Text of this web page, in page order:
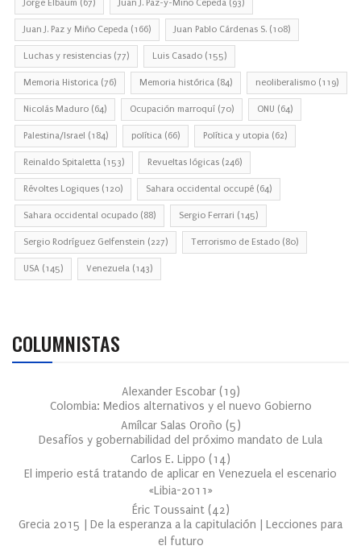
Jorge Elbaum (67) Juan J. Paz-y-Miño Cepeda (93)
Juan J. Paz y Miño Cepeda (166) Juan Pablo Cárdenas S. (108)
Luchas y resistencias (77) Luis Casado (155)
Memoria Historica (76) Memoria histórica (84) neoliberalismo (119)
Nicolás Maduro (64) Ocupación marroquí (70) ONU (64)
Palestina/Israel (184) política (66) Política y utopia (62)
Reinaldo Spitaletta (153) Revueltas lógicas (246)
Révoltes Logiques (120) Sahara occidental occupé (64)
Sahara occidental ocupado (88) Sergio Ferrari (145)
Sergio Rodríguez Gelfenstein (227) Terrorismo de Estado (80)
USA (145) Venezuela (143)
COLUMNISTAS
Alexander Escobar (19)
Colombia: Medios alternativos y el nuevo Gobierno
Amílcar Salas Oroño (5)
Desafíos y gobernabilidad del próximo mandato de Lula
Carlos E. Lippo (14)
El imperio está tratando de aplicar en Venezuela el escenario
«Libia-2011»
Éric Toussaint (42)
Grecia 2015 | De la esperanza a la capitulación | Lecciones para
el futuro